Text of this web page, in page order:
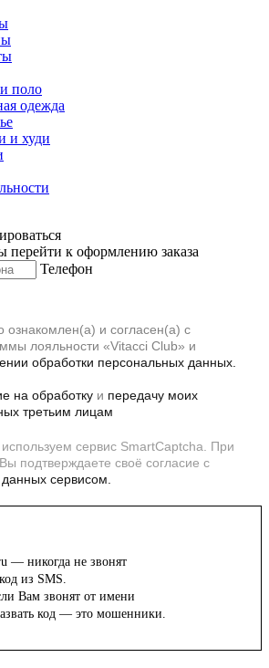
поло
одежда
и худи
перейти к оформлению заказа
Телефон
ознакомлен(а) и согласен(а) с
лояльности «Vitacci Club» и
обработки персональных данных.
на обработку и передачу моих
третьим лицам
сервис SmartCaptcha. При
подтверждаете своё согласие с
сервисом.
— никогда не звонят
из SMS.
Вам звонят от имени
код — это мошенники.